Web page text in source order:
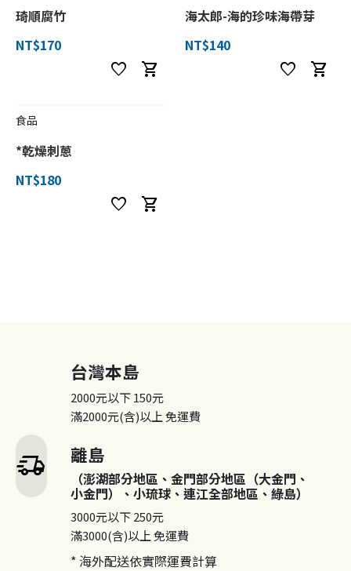
琦順腐竹
NT$170
favorite shopping_cart
海太郎-海的珍味海帶芽
NT$140
favorite shopping_cart
食品
*乾燥刺蔥
NT$180
favorite shopping_cart
delivery_truck_speed
台灣本島
2000元以下150元
滿2000元(含)以上免運費
離島
（澎湖部分地區、金門部分地區（大金門、
小金門）、小琉球、連江全部地區、綠島）
3000元以下250元
滿3000(含)以上免運費
* 海外配送依實際運費計算